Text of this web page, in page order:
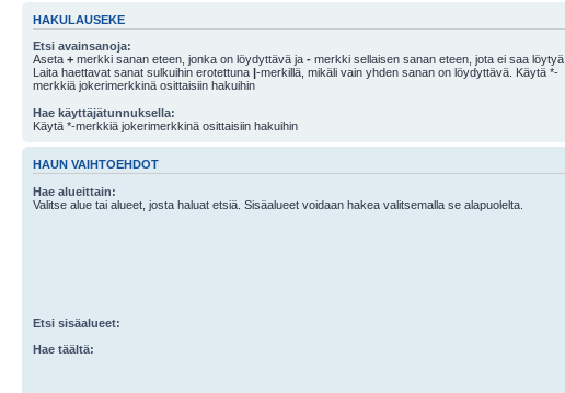
HAKULAUSEKE
Etsi avainsanoja:
Aseta + merkki sanan eteen, jonka on löydyttävä ja - merkki sellaisen sanan eteen, jota ei saa löytyä.
Laita haettavat sanat sulkuihin erotettuna |-merkillä, mikäli vain yhden sanan on löydyttävä. Käytä *-
merkkiä jokerimerkkinä osittaisiin hakuihin
Hae käyttäjätunnuksella:
Käytä *-merkkiä jokerimerkkinä osittaisiin hakuihin
HAUN VAIHTOEHDOT
Hae alueittain:
Valitse alue tai alueet, josta haluat etsiä. Sisäalueet voidaan hakea valitsemalla se alapuolelta.
Etsi sisäalueet:
Hae täältä: